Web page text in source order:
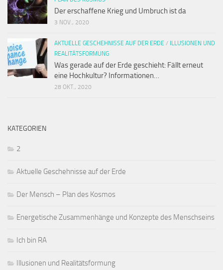
Der erschaffene Krieg und Umbruch ist da
3 NOV., 2020
AKTUELLE GESCHEHNISSE AUF DER ERDE /
ILLUSIONEN UND
REALITÄTSFORMUNG
Was gerade auf der Erde geschieht: Fällt erneut
eine Hochkultur? Informationen…
28 OKT., 2020
KATEGORIEN
2
Aktuelle Geschehnisse auf der Erde
Der Mensch – Plan des Kosmos
Energetische Zusammenhänge und Konzepte des Menschseins
Ich bin RA
Illusionen und Realitätsformung